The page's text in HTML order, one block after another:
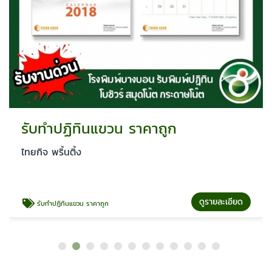
รับทำปฏิทินแขวน ราคาถูก
ไทยกิจ พริ้นติ้ง
รับทำปฏิทินแขวน ราคาถูก ดูรายละเอียด